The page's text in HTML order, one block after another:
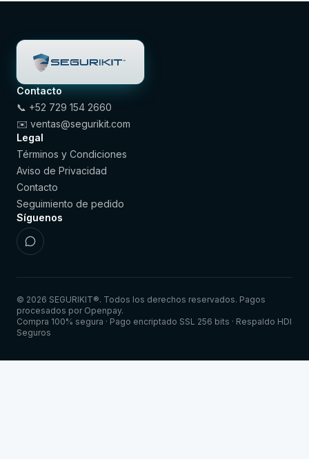
Contacto
📞 +52 729 154 2660
✉️ ventas@segurikit.com
Legal
Términos y Condiciones
Aviso de Privacidad
Contacto
Seguimiento de pedido
Síguenos
© 2026 SEGURIKIT®. Todos los derechos reservados. Pagos
procesados por Openpay.
Compra 100% segura · Pago encriptado SSL 256 bits · Respaldo HDI
Seguros